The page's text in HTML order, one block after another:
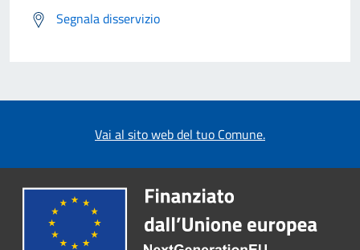
Segnala disservizio
Vai al sito web del tuo Comune.